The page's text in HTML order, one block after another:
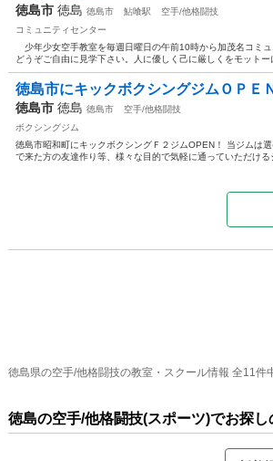
徳島市 徳島 徳島市 鮎喰駅
空手/他格闘技
コミュニティセンター
少年少女空手教室を毎週日曜日の午前10時から加茂名
どうぞご自由に見学下さい。人に優しく己に厳しくをモット
徳島市にキックボクシングジムＯＰＥＮ
徳島市 徳島 徳島市
空手/他格闘技
ボクシングジム
徳島市昭和町にキックボクシングＦ２ジムOPEN！ 当ジムは
で来た方の友達作り等、様々な目的で気軽に通っていただけ
徳島県の空手/他格闘技の教室・スクール情報 全11件
徳島の空手/他格闘技(スポーツ)でお探